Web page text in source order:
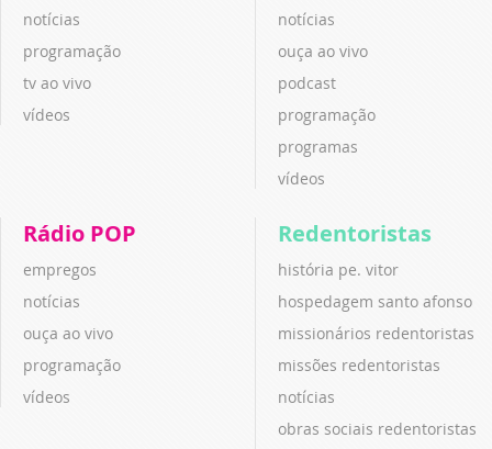
notícias
programação
tv ao vivo
vídeos
notícias
ouça ao vivo
podcast
programação
programas
vídeos
Rádio POP
empregos
notícias
ouça ao vivo
programação
vídeos
Redentoristas
história pe. vitor
hospedagem santo afonso
missionários redentoristas
missões redentoristas
notícias
obras sociais redentoristas